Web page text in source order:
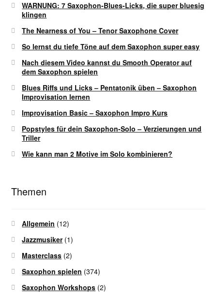
WARNUNG: 7 Saxophon-Blues-Licks, die super bluesig
klingen
The Nearness of You – Tenor Saxophone Cover
So lernst du tiefe Töne auf dem Saxophon super easy
Nach diesem Video kannst du Smooth Operator auf
dem Saxophon spielen
Blues Riffs und Licks – Pentatonik üben – Saxophon
Improvisation lernen
Improvisation Basic – Saxophon Impro Kurs
Popstyles für dein Saxophon-Solo – Verzierungen und
Triller
Wie kann man 2 Motive im Solo kombinieren?
Themen
Allgemein (12)
Jazzmusiker(1)
Masterclass (2)
Saxophon spielen (374)
Saxophon Workshops (2)